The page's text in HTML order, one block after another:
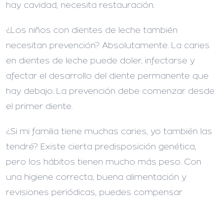
hay cavidad, necesita restauración.
¿Los niños con dientes de leche también
necesitan prevención? Absolutamente. La caries
en dientes de leche puede doler, infectarse y
afectar el desarrollo del diente permanente que
hay debajo. La prevención debe comenzar desde
el primer diente.
¿Si mi familia tiene muchas caries, yo también las
tendré? Existe cierta predisposición genética,
pero los hábitos tienen mucho más peso. Con
una higiene correcta, buena alimentación y
revisiones periódicas, puedes compensar